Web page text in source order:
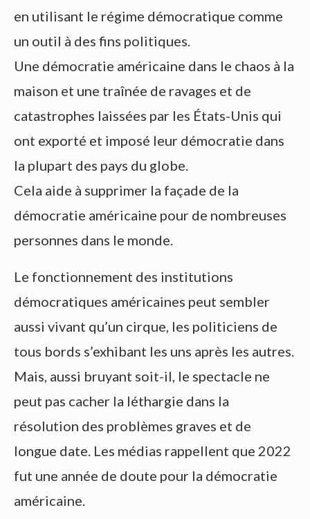
en utilisant le régime démocratique comme
un outil à des fins politiques.
Une démocratie américaine dans le chaos à la
maison et une traînée de ravages et de
catastrophes laissées par les États-Unis qui
ont exporté et imposé leur démocratie dans
la plupart des pays du globe.
Cela aide à supprimer la façade de la
démocratie américaine pour de nombreuses
personnes dans le monde.
Le fonctionnement des institutions
démocratiques américaines peut sembler
aussi vivant qu’un cirque, les politiciens de
tous bords s’exhibant les uns après les autres.
Mais, aussi bruyant soit-il, le spectacle ne
peut pas cacher la léthargie dans la
résolution des problèmes graves et de
longue date. Les médias rappellent que 2022
fut une année de doute pour la démocratie
américaine.